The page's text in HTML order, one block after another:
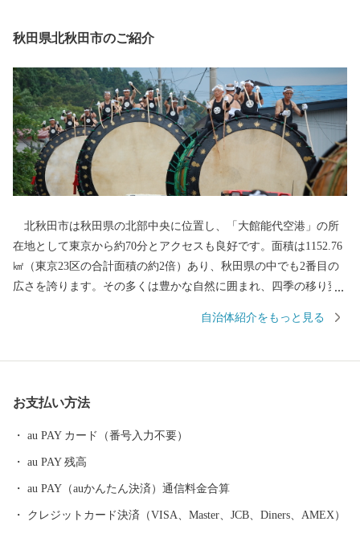
秋田県北秋田市のご紹介
北秋田市は秋田県の北部中央に位置し、「大館能代空港」の所
在地として東京から約70分とアクセスも良好です。面積は1152.76
㎢（東京23区の合計面積の約2倍）あり、秋田県の中でも2番目の
広さを誇ります。その多くは豊かな自然に囲まれ、四季の移り変
数えられる『森吉山』では、多種多様な高山植物はもちろん、冬
ギ発祥の地として、その文化を色濃く伝えています。 北秋田市
内を走る「秋田内陸縦貫鉄道」は、鷹巣～角館と、秋田県内陸部
雄大な山々が広がり、日本の原風景を感じることができます。沿
線にある前田南駅は、大ヒットアニメ映画の劇中に登場した駅の
モデルということで話題にもなりました。 その他、世界一の綴
自治体紹介をもっと見る
お支払い方法
au PAY カード（番号入力不要）
au PAY 残高
au PAY（auかんたん決済）通信料金合算
クレジットカード決済（VISA、Master、JCB、Diners、AMEX）